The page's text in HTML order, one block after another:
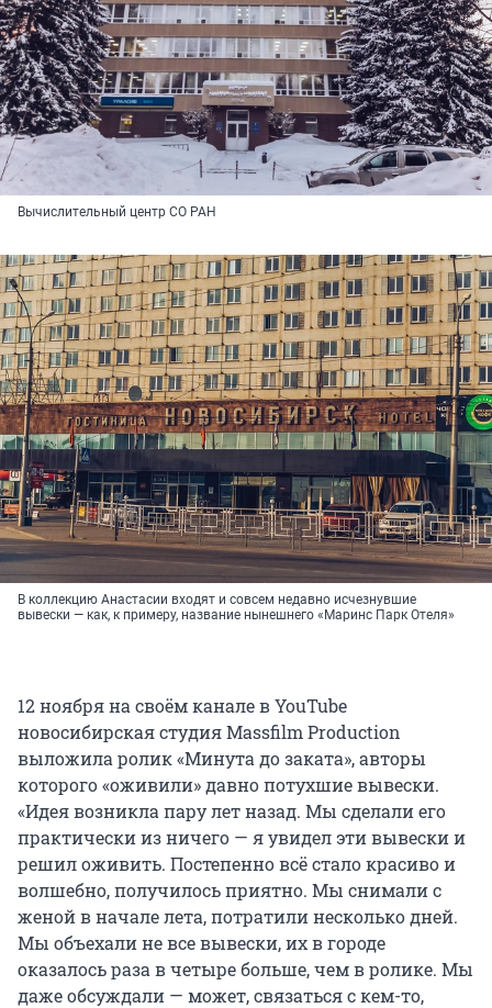
Вычислительный центр СО РАН
В коллекцию Анастасии входят и совсем недавно исчезнувшие
вывески — как, к примеру, название нынешнего «Маринс Парк Отеля»
12 ноября на своём канале в YouTube
новосибирская студия Massfilm Production
выложила ролик «Минута до заката», авторы
которого «оживили» давно потухшие вывески.
«Идея возникла пару лет назад. Мы сделали его
практически из ничего — я увидел эти вывески и
решил оживить. Постепенно всё стало красиво и
волшебно, получилось приятно. Мы снимали с
женой в начале лета, потратили несколько дней.
Мы объехали не все вывески, их в городе
оказалось раза в четыре больше, чем в ролике. Мы
даже обсуждали — может, связаться с кем-то,